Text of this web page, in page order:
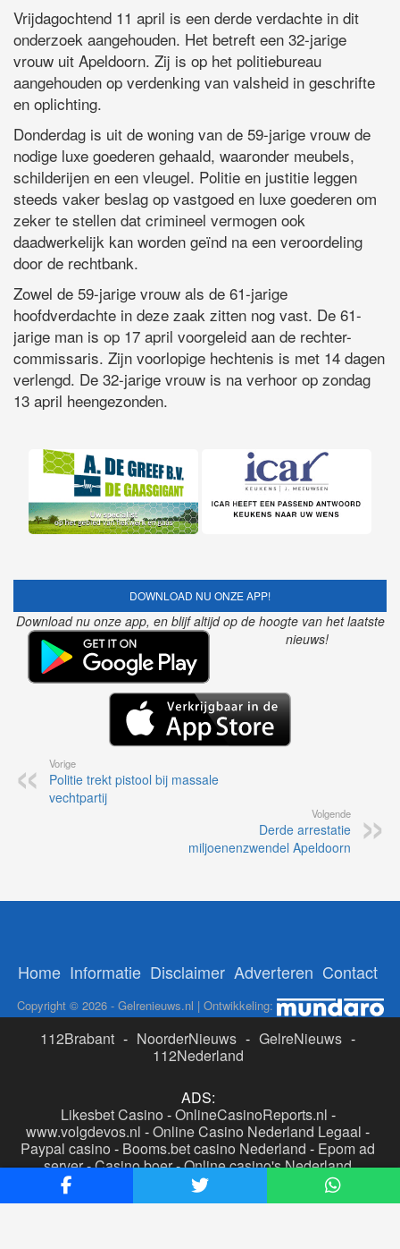
Vrijdagochtend 11 april is een derde verdachte in dit
onderzoek aangehouden. Het betreft een 32-jarige
vrouw uit Apeldoorn. Zij is op het politiebureau
aangehouden op verdenking van valsheid in geschrifte
en oplichting.
Donderdag is uit de woning van de 59-jarige vrouw de
nodige luxe goederen gehaald, waaronder meubels,
schilderijen en een vleugel. Politie en justitie leggen
steeds vaker beslag op vastgoed en luxe goederen om
zeker te stellen dat crimineel vermogen ook
daadwerkelijk kan worden geïnd na een veroordeling
door de rechtbank.
Zowel de 59-jarige vrouw als de 61-jarige
hoofdverdachte in deze zaak zitten nog vast. De 61-
jarige man is op 17 april voorgeleid aan de rechter-
commissaris. Zijn voorlopige hechtenis is met 14 dagen
verlengd. De 32-jarige vrouw is na verhoor op zondag
13 april heengezonden.
DOWNLOAD NU ONZE APP!
Download nu onze app, en blijf altijd op de hoogte van het laatste
nieuws!
Vorige
Politie trekt pistool bij massale
vechtpartij
Volgende
Derde arrestatie
miljoenenzwendel Apeldoorn
Home Informatie Disclaimer Adverteren Contact
Copyright © 2026 - Gelrenieuws.nl | Ontwikkeling:
112Brabant - NoorderNieuws - GelreNieuws -
112Nederland
ADS:
Likesbet Casino -OnlineCasinoReports.nl -
www.volgdevos.nl -Online Casino Nederland Legaal -
Paypal casino - Booms.bet casino Nederland - Epom ad
server-Casino boer-Online casino's Nederland